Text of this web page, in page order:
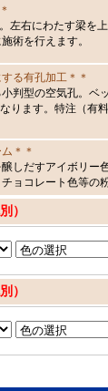
左右にわたす梁を
術を行えます。
る有孔加工＊＊
判型の空気孔。ベ
ります。特注（有
＊＊
しだすアイボリー
ョコレート色等の
）
）